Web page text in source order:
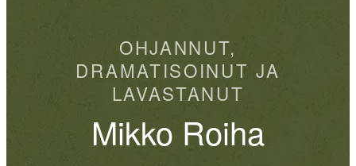
OHJANNUT,
DRAMATISOINUT JA
LAVASTANUT
Mikko Roiha